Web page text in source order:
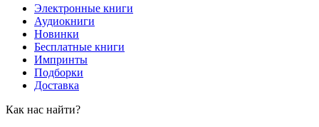
Электронные книги
Аудиокниги
Новинки
Бесплатные книги
Импринты
Подборки
Доставка
Как нас найти?